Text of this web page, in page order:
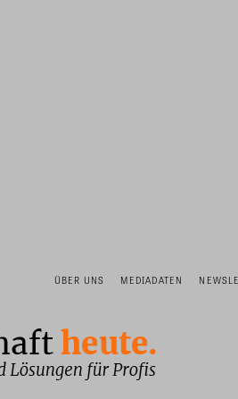
ÜBER UNS MEDIADATEN